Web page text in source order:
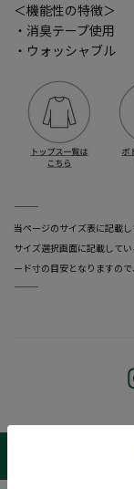
＜機能性の特徴＞
・消臭テープ使用
・ウォッシャブル
―――――――――――――――――――――――
当ページのサイズ表に記載
サイズ選択画面に記載して
ード寸の目安となりますの
―――――――――――――――――――――――